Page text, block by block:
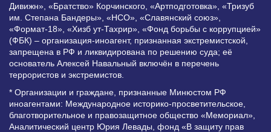
Дивижн», «Братство» Корчинского, «Артподготовка», «Тризуб
им. Степана Бандеры», «НСО», «Славянский союз»,
«Формат-18», «Хизб ут-Тахрир», «Фонд борьбы с коррупцией»
(ФБК) – организация-иноагент, признанная экстремистской,
запрещена в РФ и ликвидирована по решению суда; её
основатель Алексей Навальный включён в перечень
террористов и экстремистов.
* Организации и граждане, признанные Минюстом РФ
иноагентами: Международное историко-просветительское,
благотворительное и правозащитное общество «Мемориал»,
Аналитический центр Юрия Левады, фонд «В защиту прав